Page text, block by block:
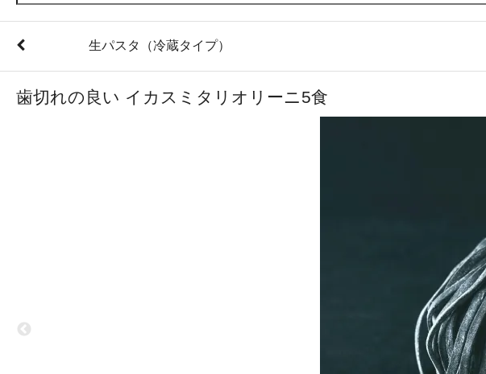
生パスタ（冷蔵タイプ）
歯切れの良い イカスミタリオリーニ5食